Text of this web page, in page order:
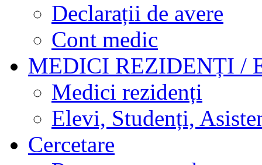
Declarații de avere
Cont medic
MEDICI REZIDENȚI /
Medici rezidenți
Elevi, Studenți,
Cercetare